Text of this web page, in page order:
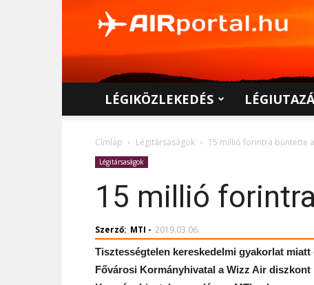
LÉGIKÖZLEKEDÉS
Címlap Légitársaságok 15 millió forintra büntette
Légitársaságok
15 millió
Szerző: MTI - 2019.03.06.
Tisztességtelen kereskedelmi gyakorlat
Fővárosi Kormányhivatal a Wizz Air